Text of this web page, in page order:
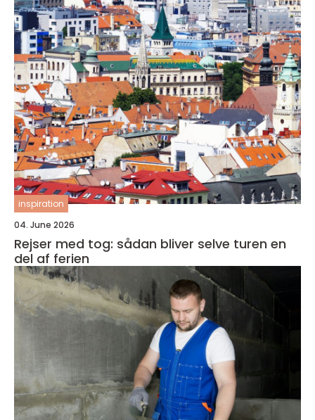
inspiration
04. June 2026
Rejser med tog: sådan bliver selve turen en
del af ferien